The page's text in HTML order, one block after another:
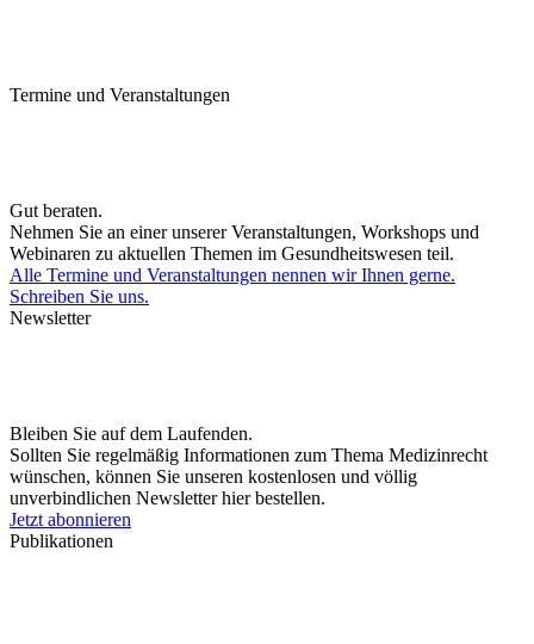
Termine und Veranstaltungen
Gut beraten.
Nehmen Sie an einer unserer Veranstaltungen, Workshops und
Webinaren zu aktuellen Themen im Gesundheitswesen teil.
Alle Termine und Veranstaltungen nennen wir Ihnen gerne.
Schreiben Sie uns.
Newsletter
Bleiben Sie auf dem Laufenden.
Sollten Sie regelmäßig Informationen zum Thema Medizinrecht
wünschen, können Sie unseren kostenlosen und völlig
unverbindlichen Newsletter hier bestellen.
Jetzt abonnieren
Publikationen